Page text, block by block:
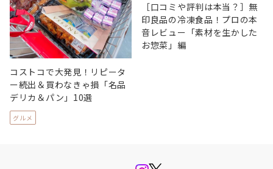
コストコで大発見！リピータ
ー続出＆買わなきゃ損「名品
デリカ＆パン」10選
グルメ
［口コミや評判は本当？］無
印良品の冷凍食品！プロの本
音レビュー「素材を生かした
お惣菜」編